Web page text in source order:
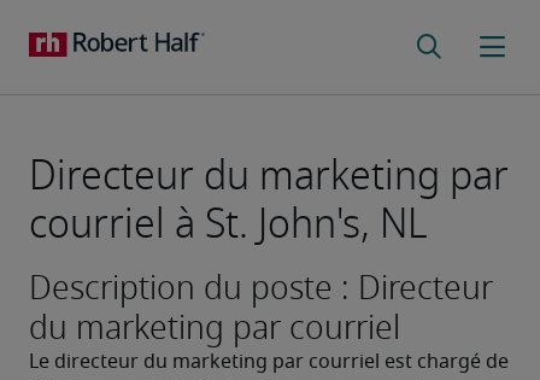
Directeur du marketing par
courriel à St. John's, NL
Description du poste : Directeur
du marketing par courriel
Le directeur du marketing par courriel est chargé de